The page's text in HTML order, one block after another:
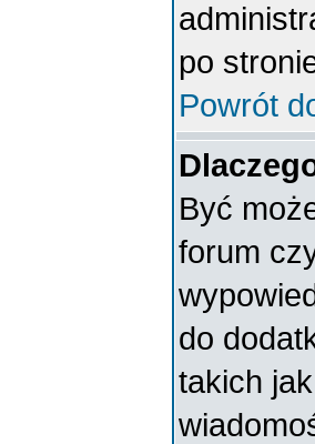
po
Powrót
Być
forum
do
takich